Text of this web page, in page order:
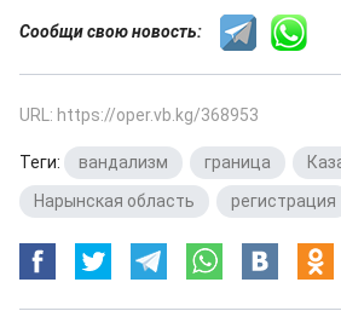
Сообщи свою новость:
URL: https://oper.vb.kg/368953
Теги: вандализм граница
Нарынская область
регистрация